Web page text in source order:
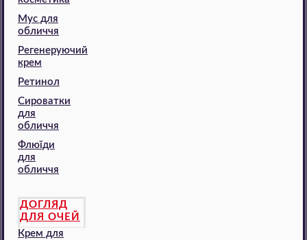
Мус для
обличчя
Регенеруючий
крем
Ретинол
Сироватки
для
обличчя
Флюїди
для
обличчя
ДОГЛЯД
ДЛЯ ОЧЕЙ
Крем для